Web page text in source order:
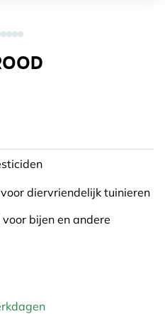
diervriendelijk tuinieren
bijen en andere